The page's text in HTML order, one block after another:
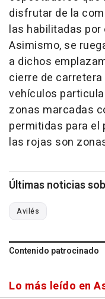
disfrutar de la
las habilitadas
Asimismo, se
a dichos
cierre de
vehículos
zonas marcadas
permitidas para el
las rojas son
Últimas noticias
Avilés
Contenido patrocinado
Lo más leído en